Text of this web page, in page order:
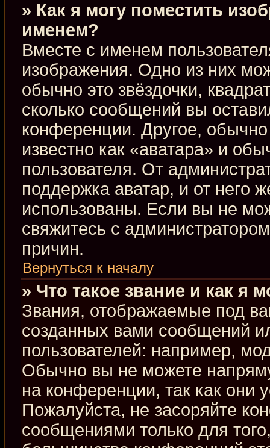
» Как я могу поместить
именем?
Вместе с именем
изображения. Одно из них
обычно это звёздочки,
сколько сообщений вы
конференции. Другое,
известно как «аватара» и
пользователя. От
поддержка аватар, и от него
использованы. Если вы не
свяжитесь с
причин.
Вернуться к началу
» Что такое звание и как я
Звания, отображаемые под
созданных вами сообщений
пользователей: например,
Обычно вы не можете
на конференции, так как они
Пожалуйста, не засоряйте
сообщениями только для